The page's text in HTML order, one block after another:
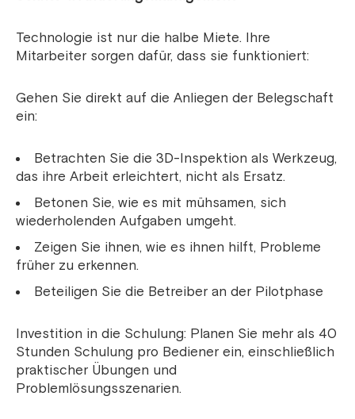
Technologie ist nur die halbe Miete. Ihre
Mitarbeiter sorgen dafür, dass sie funktioniert:
Gehen Sie direkt auf die Anliegen der Belegschaft
ein:
Betrachten Sie die 3D-Inspektion als Werkzeug,
das ihre Arbeit erleichtert, nicht als Ersatz.
Betonen Sie, wie es mit mühsamen, sich
wiederholenden Aufgaben umgeht.
Zeigen Sie ihnen, wie es ihnen hilft, Probleme
früher zu erkennen.
Beteiligen Sie die Betreiber an der Pilotphase
Investition in die Schulung: Planen Sie mehr als 40
Stunden Schulung pro Bediener ein, einschließlich
praktischer Übungen und
Problemlösungsszenarien.